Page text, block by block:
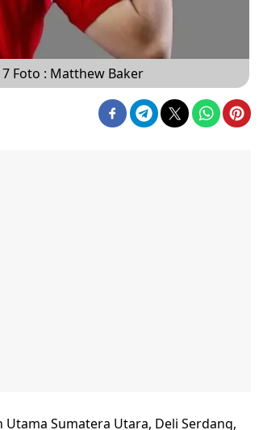
Foto : Matthew Baker
Utama Sumatera Utara, Deli Serdang,